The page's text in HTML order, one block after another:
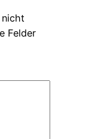
nicht
Felder